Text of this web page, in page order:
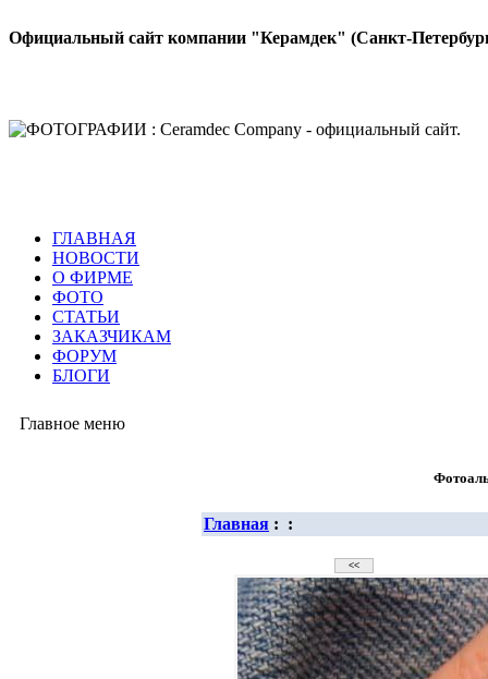
Официальный сайт компании "Керамдек" (Санкт-
ГЛАВНАЯ
НОВОСТИ
О ФИРМЕ
ФОТО
СТАТЬИ
ЗАКАЗЧИКАМ
ФОРУМ
БЛОГИ
Главное меню
Главная : :